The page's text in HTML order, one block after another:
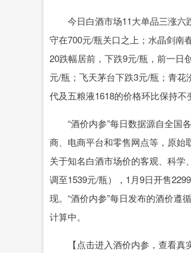
今日白酒市场11大单品三涨六
守在700元/瓶关口之上；水晶剑南
20跌幅居前，下跌9元/瓶，前一日
元/瓶；飞天茅台下跌3元/瓶；青
代及五粮液1618的价格环比保持不
“酒价内参”每日数据源自全国各
商、电商平台和零售网点等，原始
关于知名白酒市场价的客观、科学
调至1539元/瓶），1月9日开售
现。“酒价内参”每日发布的酒价遵
计算中。
【点击进入酒价内参，查看真实